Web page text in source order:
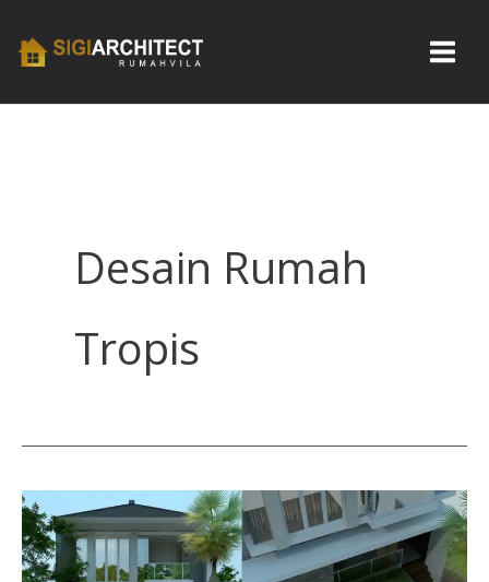
Desain Rumah
Tropis
Desain
Rumah
Mewah